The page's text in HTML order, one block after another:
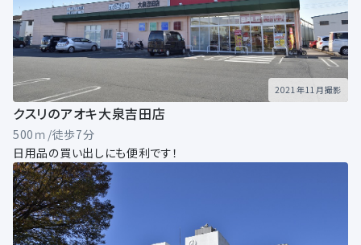
2021年11月撮影
クスリのアオキ大泉吉田店
500ｍ/徒歩7分
日用品の買い出しにも便利です！